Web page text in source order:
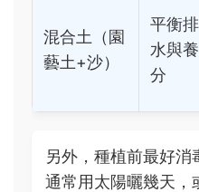
混合土（園
藝土+沙）
平衡排
水與養
分
另外，種植前最好
通常用太陽曬幾天，